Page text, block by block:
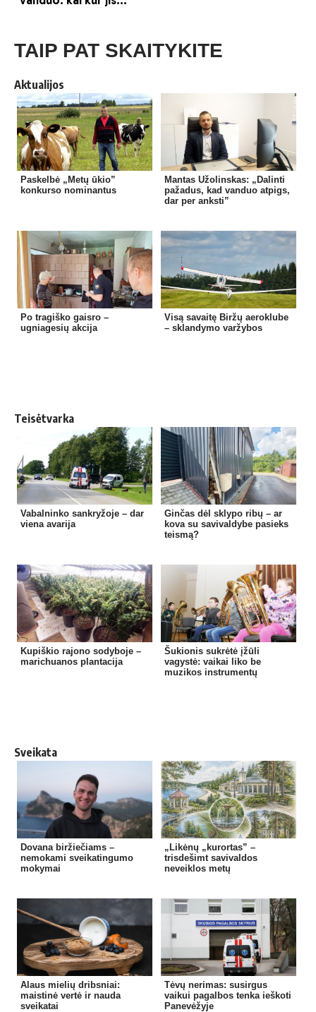
TAIP PAT SKAITYKITE
Aktualijos
Paskelbė „Metų ūkio”
konkurso nominantus
Mantas Užolinskas: „Dalinti
pažadus, kad vanduo atpigs,
dar per anksti”
Po tragiško gaisro –
ugniagesių akcija
Visą savaitę Biržų aeroklube
– sklandymo varžybos
Teisėtvarka
Vabalninko sankryžoje – dar
viena avarija
Ginčas dėl sklypo ribų – ar
kova su savivaldybe pasieks
teismą?
Kupiškio rajono sodyboje –
marichuanos plantacija
Šukionis sukrėtė įžūli
vagystė: vaikai liko be
muzikos instrumentų
Sveikata
Dovana biržiečiams –
nemokami sveikatingumo
mokymai
„Likėnų „kurortas” –
trisdešimt savivaldos
neveiklos metų
Alaus mielių dribsniai:
maistinė vertė ir nauda
sveikatai
Tėvų nerimas: susirgus
vaikui pagalbos tenka ieškoti
Panevėžyje